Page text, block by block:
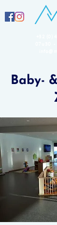
Baby-